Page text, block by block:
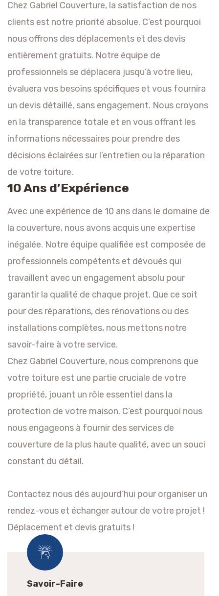
Chez Gabriel Couverture, la satisfaction de nos
clients est notre priorité absolue. C’est pourquoi
nous offrons des déplacements et des devis
entièrement gratuits. Notre équipe de
professionnels se déplacera jusqu’à votre lieu,
évaluera vos besoins spécifiques et vous fournira
un devis détaillé, sans engagement. Nous croyons
en la transparence totale et en vous offrant les
informations nécessaires pour prendre des
décisions éclairées sur l’entretien ou la réparation
de votre toiture.
10 Ans d’Expérience
Avec une expérience de 10 ans dans le domaine de
la couverture, nous avons acquis une expertise
inégalée. Notre équipe qualifiée est composée de
professionnels compétents et dévoués qui
travaillent avec un engagement absolu pour
garantir la qualité de chaque projet. Que ce soit
pour des réparations, des rénovations ou des
installations complètes, nous mettons notre
savoir-faire à votre service.
Chez Gabriel Couverture, nous comprenons que
votre toiture est une partie cruciale de votre
propriété, jouant un rôle essentiel dans la
protection de votre maison. C’est pourquoi nous
nous engageons à fournir des services de
couverture de la plus haute qualité, avec un souci
constant du détail.
Contactez nous dés aujourd’hui pour organiser un
rendez-vous et échanger autour de votre projet !
Déplacement et devis gratuits !
Savoir-Faire